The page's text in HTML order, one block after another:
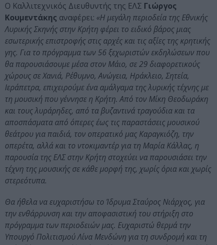
O Καλλιτεχνικός Διευθυντής της ΕΛΣ Γιώργος
Κουμεντάκης αναφέρει: «Η μεγάλη περιοδεία της Εθνικής
Λυρικής Σκηνής στην Κρήτη φέρει το ειδικό βάρος μιας
εσωτερικής επιστροφής στις αρχές και τις αξίες της κρητικής
γης. Για το πρόγραμμα των 56 ξεχωριστών εκδηλώσεων που
θα παρουσιάσουμε μέσα στον Μάιο, σε 29 διαφορετικούς
χώρους σε Χανιά, Ρέθυμνο, Ανώγεια, Ηράκλειο, Σητεία,
Ιεράπετρα, επιχειρούμε ένα αμάλγαμα της λυρικής τέχνης με
τη μουσική που γέννησε η Κρήτη. Από τον Μίκη Θεοδωράκη
και τους λυράρηδες, από τα βυζαντινά τραγούδια και τα
αποσπάσματα από όπερες έως τις παραστάσεις μουσικού
θεάτρου για παιδιά, τον οπερατικό μας Καραγκιόζη, την
οπερέτα, αλλά και το ντοκιμαντέρ για τη Μαρία Κάλλας, η
παρουσία της ΕΛΣ στην Κρήτη στοχεύει να παρουσιάσει την
τέχνη της μουσικής σε κάθε μορφή της, χωρίς όρια και χωρίς
στερεότυπα.
Θα ήθελα να ευχαριστήσω το Ίδρυμα Σταύρος Νιάρχος, για
την ενθάρρυνση και την αποφασιστική του στήριξη στο
πρόγραμμα των περιοδειών μας. Ευχαριστώ θερμά την
Υπουργό Πολιτισμού Λίνα Μενδώνη για τη συνδρομή και τη